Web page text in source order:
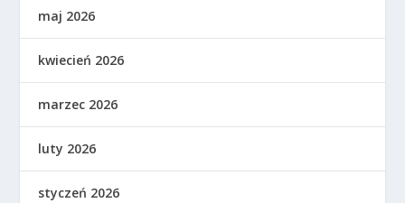
maj 2026
kwiecień 2026
marzec 2026
luty 2026
styczeń 2026